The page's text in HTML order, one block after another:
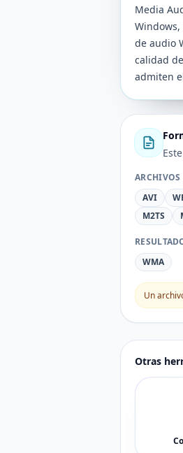
Media
de audio
calidad
admiten
ARCHIVOS
AVI
M2TS
WMA
Un
Otras